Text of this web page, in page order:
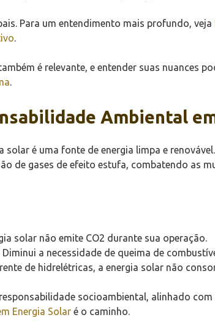
Para um entendimento mais profundo, veja
é relevante, e entender suas nuances
Ambiental
solar é uma fonte de energia limpa e
de gases de efeito estufa, combatendo as
solar não emite CO2 durante sua operação.
Diminui a necessidade de queima de
de hidrelétricas, a energia solar não
socioambiental, alinhado
Energia Solar é o caminho.